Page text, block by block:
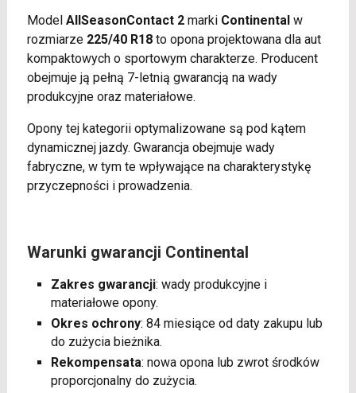
Model AllSeasonContact 2marki Continental w
rozmiarze 225/40 R18to opona projektowana dla aut
kompaktowych o sportowym charakterze. Producent
obejmuje ją pełną 7-letnią gwarancją na wady
produkcyjne oraz materiałowe.
Opony tej kategorii optymalizowane są pod kątem
dynamicznej jazdy. Gwarancja obejmuje wady
fabryczne, w tym te wpływające na charakterystykę
przyczepności i prowadzenia.
Warunki gwarancji Continental
Zakres gwarancji: wady produkcyjne i
materiałowe opony.
Okres ochrony: 84 miesiące od daty zakupu lub
do zużycia bieżnika.
Rekompensata: nowa opona lub zwrot środków
proporcjonalny do zużycia.